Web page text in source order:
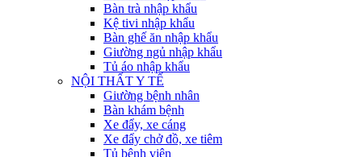
Bàn trà nhập khẩu
Kệ tivi nhập khẩu
Bàn ghế ăn nhập khẩu
Giường ngủ nhập khẩu
Tủ áo nhập khẩu
NỘI THẤT Y TẾ
Giường bệnh nhân
Bàn khám bệnh
Xe đẩy, xe cáng
Xe đẩy chở đồ, xe tiêm
Tủ bệnh viên